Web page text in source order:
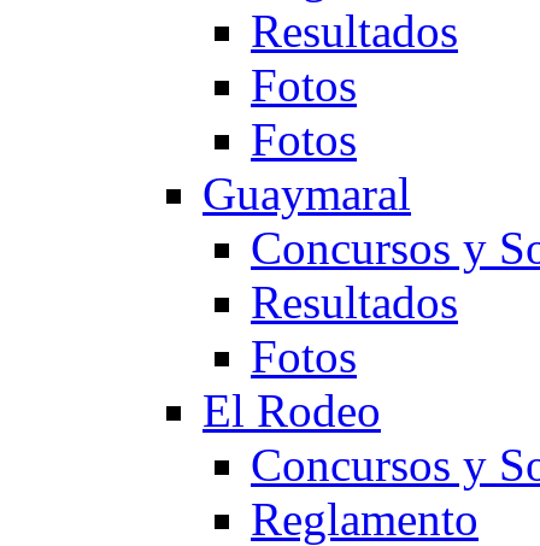
Resultados
Fotos
Fotos
Guaymaral
Concursos y
Resultados
Fotos
El Rodeo
Concursos y
Reglamento